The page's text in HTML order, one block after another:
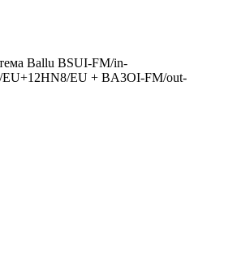
Ballu BSUI-FM/in-
EU + BA3OI-FM/out-